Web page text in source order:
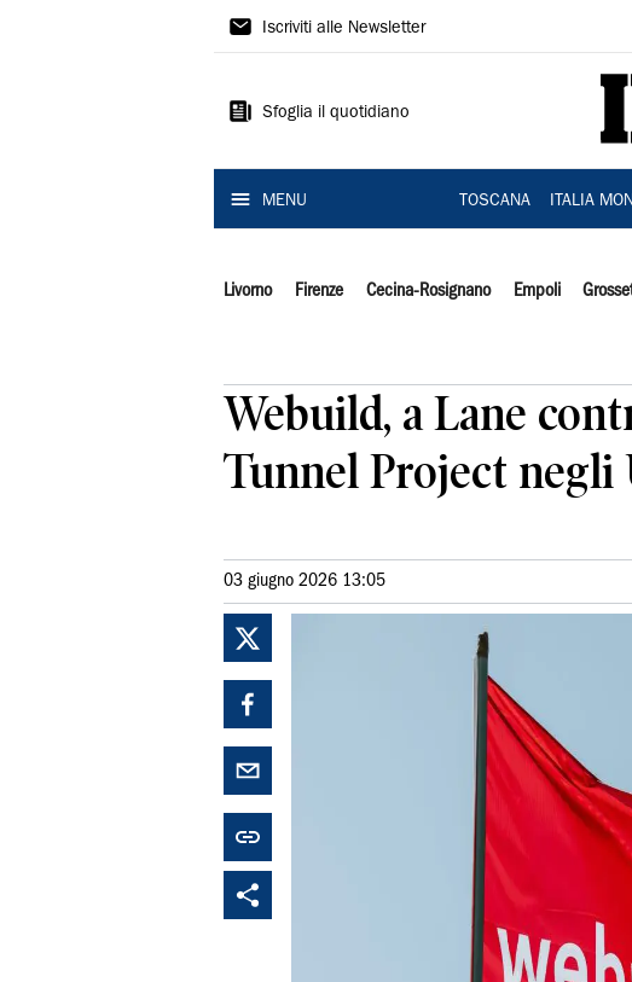
Il
Iscriviti alle Newsletter
Sfoglia il quotidiano
MENU TOSCANA ITALIA
Livorno Firenze Cecina-Rosignano Empoli
Webuild, a Lane
Tunnel Project negli
03 giugno 2026 13:05